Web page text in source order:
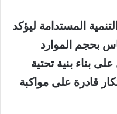
المستدامة ليؤكد
بحجم الموارد
بناء بنية تحتية
قادرة على مواكبة